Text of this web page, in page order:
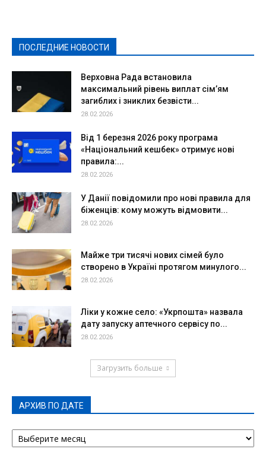
ПОСЛЕДНИЕ НОВОСТИ
Верховна Рада встановила
максимальний рівень виплат сім’ям
загиблих і зниклих безвісти...
28.02.2026
Від 1 березня 2026 року програма
«Національний кешбек» отримує нові
правила:...
28.02.2026
У Данії повідомили про нові правила для
біженців: кому можуть відмовити...
28.02.2026
Майже три тисячі нових сімей було
створено в Україні протягом минулого...
28.02.2026
Ліки у кожне село: «Укрпошта» назвала
дату запуску аптечного сервісу по...
28.02.2026
Загрузить больше
АРХИВ ПО ДАТЕ
АРХИВ
ПО